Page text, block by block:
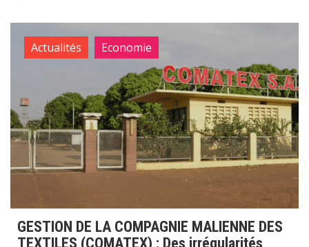
Actualités Economie
GESTION DE LA COMPAGNIE MALIENNE DES
TEXTILES (COMATEX) : Des irrégularités